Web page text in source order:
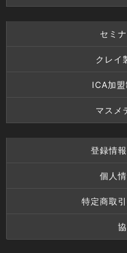
セミ
クレイ
ICA加
マスメ
登録情
個人
特定商取